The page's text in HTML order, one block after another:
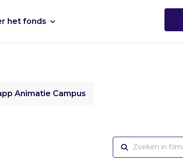
het fonds
Animatie Campus